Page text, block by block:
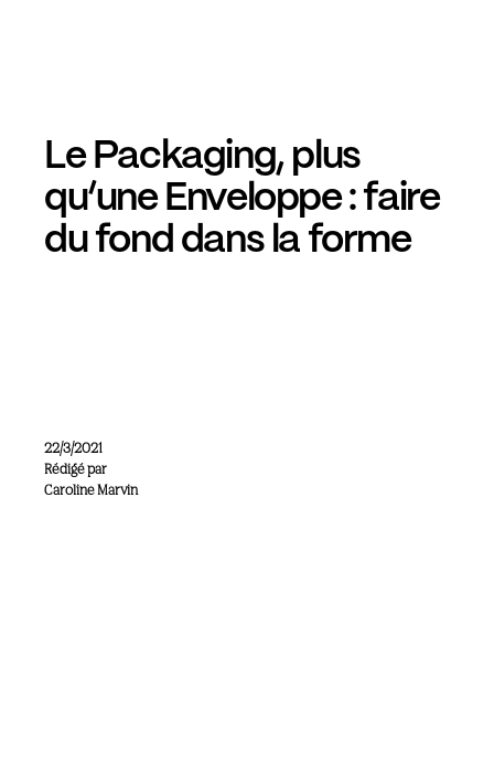
Le Packaging, plus
qu’une Enveloppe : faire
du fond dans la forme
22/3/2021
Rédigé par
Caroline Marvin